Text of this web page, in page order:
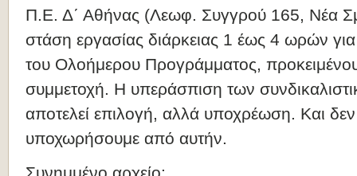
Π.Ε. Δ΄ Αθήνας (Λεωφ. Συγγρού 165, Νέα
στάση εργασίας διάρκειας 1 έως 4 ωρών για
του Ολοήμερου Προγράμματος,
συμμετοχή. Η υπεράσπιση των
αποτελεί επιλογή, αλλά υποχρέωση. Και δεν
υποχωρήσουμε από αυτήν.